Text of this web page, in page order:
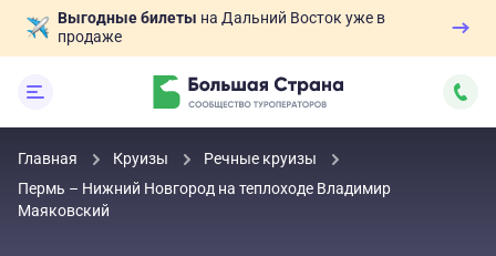
Выгодные билеты на Дальний Восток уже в
продаже
Главная Круизы
Речные круизы
Пермь – Нижний Новгород на теплоходе Владимир
Маяковский